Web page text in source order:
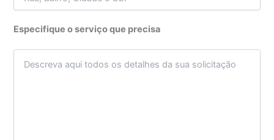
Especifique o serviço que precisa